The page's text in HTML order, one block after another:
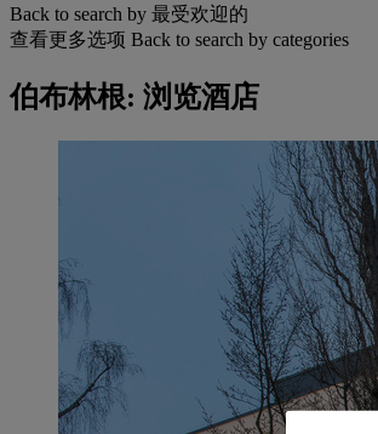
Back to search by 最受欢迎的
查看更多选项 Back to search by categories
伯布林根: 浏览酒店